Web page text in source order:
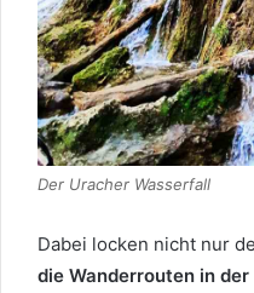
Der Uracher Wasserfall
Dabei locken nicht nur
die Wanderrouten in der